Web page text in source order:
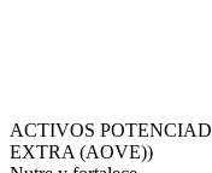
ACTIVOS
EXTRA (AOVE))